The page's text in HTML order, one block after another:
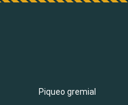
Piqueo gremial